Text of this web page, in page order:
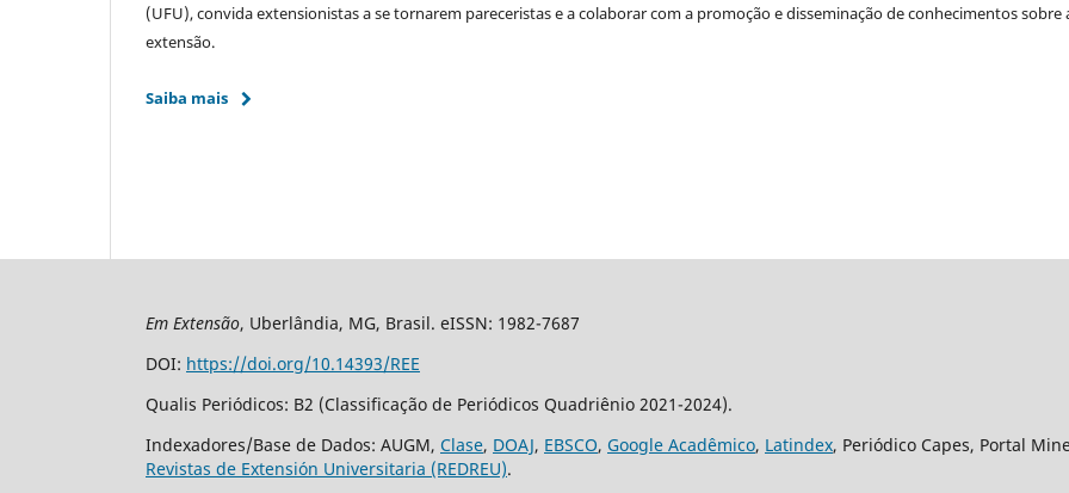
(UFU), convida extensionistas a se tornarem pareceristas e a colaborar com a promoção e disseminação de conhecimentos sobre
extensão.
Saiba mais
Em Extensão, Uberlândia, MG, Brasil. eISSN: 1982-7687
DOI: https://doi.org/10.14393/REE
Qualis Periódicos: B2 (Classificação de Periódicos Quadriênio 2021-2024).
Indexadores/Base de Dados: AUGM, Clase, DOAJ, EBSCO, Google Acadêmico, Latindex, Periódico Capes, Portal
Revistas de Extensión Universitaria (REDREU).